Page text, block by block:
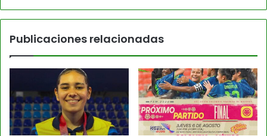
Publicaciones relacionadas